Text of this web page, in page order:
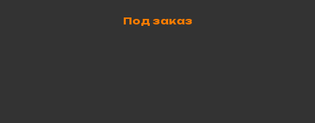
Под заказ